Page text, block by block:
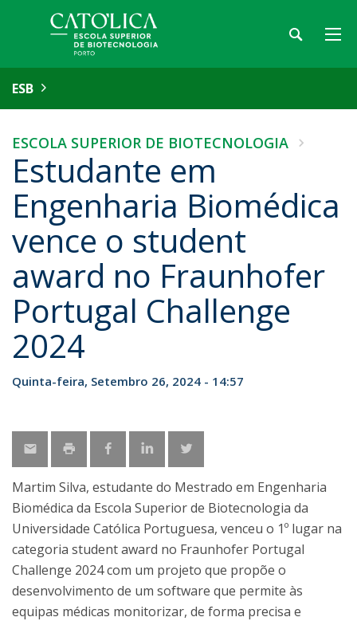
ESB
ESCOLA SUPERIOR DE BIOTECNOLOGIA
Estudante em
Engenharia Biomédica
vence o student
award no Fraunhofer
Portugal Challenge
2024
Quinta-feira, Setembro 26, 2024 - 14:57
Martim Silva, estudante do Mestrado em Engenharia
Biomédica da Escola Superior de Biotecnologia da
Universidade Católica Portuguesa, venceu o 1º lugar na
categoria student award no Fraunhofer Portugal
Challenge 2024 com um projeto que propõe o
desenvolvimento de um software que permite às
equipas médicas monitorizar, de forma precisa e